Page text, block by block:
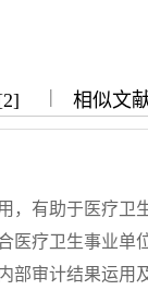
| 相似文
，有助于医疗
医疗卫生事业
部审计结果运用